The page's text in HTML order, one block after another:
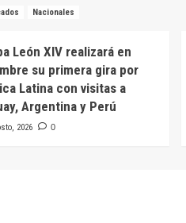
Nacionales
León XIV realizará en
su primera gira por
Latina con visitas a
Argentina y Perú
2026 0